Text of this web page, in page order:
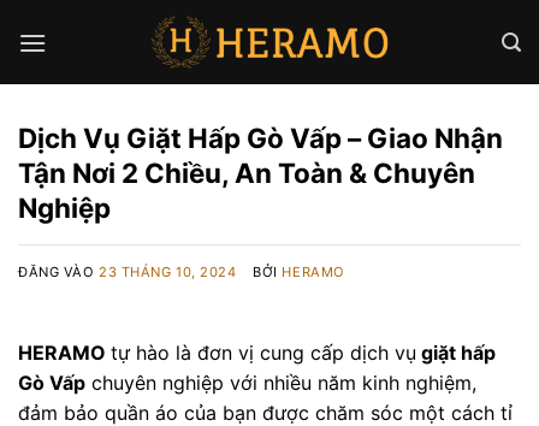
qua
Dịch Vụ Giặt Hấp Gò Vấp – Giao Nhận
Tận Nơi 2 Chiều, An Toàn & Chuyên
Nghiệp
ĐĂNG VÀO23 THÁNG 10, 2024 BỞI HERAMO
HERAMO tự hào là đơn vị cung cấp dịch vụ giặt hấp
Gò Vấp chuyên nghiệp với nhiều năm kinh nghiệm,
đảm bảo quần áo của bạn được chăm sóc một cách tỉ